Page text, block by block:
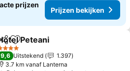
prijzen
Prijzen bekijken
Toevoegen aan favorieten
Peteani
Sterren
9,6 Uitstekend
1.397
3.7 km vanaf Lanterna